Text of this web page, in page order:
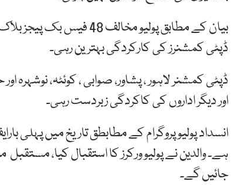
ڈپٹی کمشنرز کی کارکردگی بہترین رہی۔
ڈپٹی کمشنر لاہور ، پشاور، صوابی ، کوئٹہ، نوشہرہ
اور دیگر اداروں کی کاکردگی زبردست رہی۔
انسداد پولیو پروگرام کے مطابطق تاریخ میں پہلی
ہے۔ والدین نے پولیو ورکرز کا استقبال کیا،
جائیں گے۔